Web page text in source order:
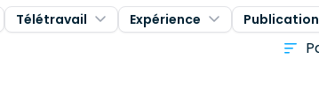
Télétravail Expérience Publication